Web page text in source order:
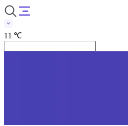
11 ℃